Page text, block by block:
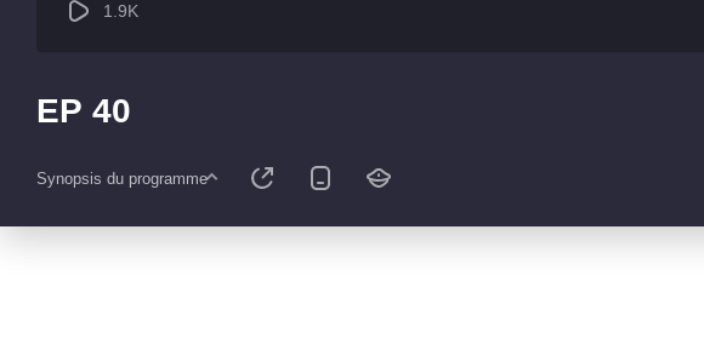
1.9K
EP 40
Synopsis du programme